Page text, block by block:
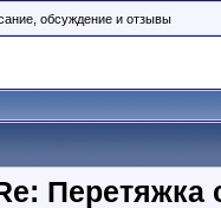
обсуждение и отзывы
Перетяжка